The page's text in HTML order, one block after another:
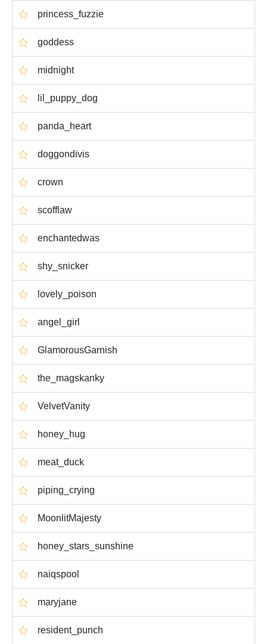
princess_fuzzie
goddess
midnight
lil_puppy_dog
panda_heart
doggondivis
crown
scofflaw
enchantedwas
shy_snicker
lovely_poison
angel_girl
GlamorousGarnish
the_magskanky
VelvetVanity
honey_hug
meat_duck
piping_crying
MoonlitMajesty
honey_stars_sunshine
naiqspool
maryjane
resident_punch